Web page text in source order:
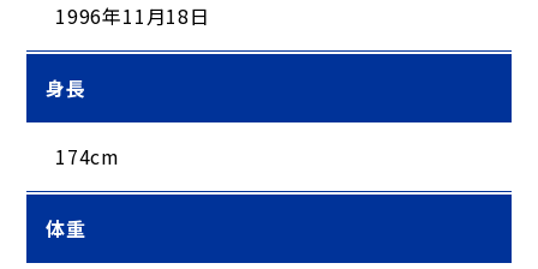
1996年11月18日
身長
174cm
体重